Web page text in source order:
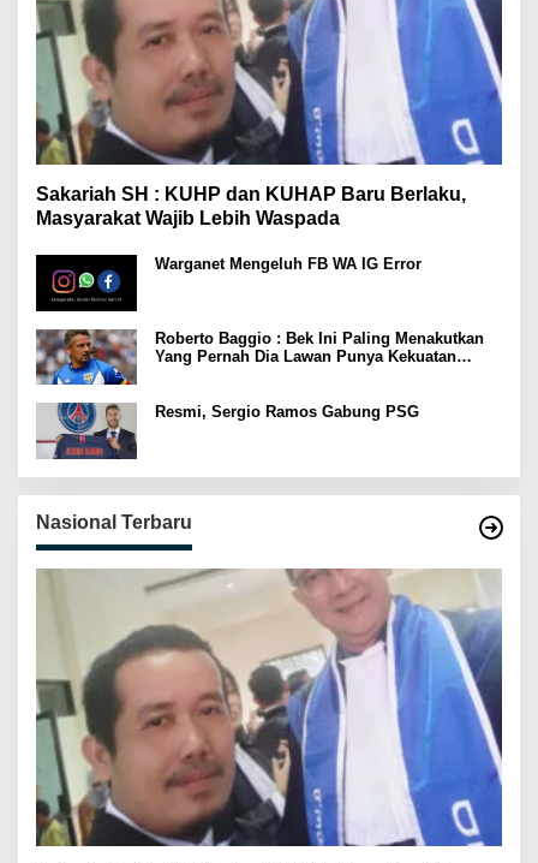
Sakariah SH : KUHP dan KUHAP Baru Berlaku,
Masyarakat Wajib Lebih Waspada
Warganet Mengeluh FB WA IG Error
Roberto Baggio : Bek Ini Paling Menakutkan
Yang Pernah Dia Lawan Punya Kekuatan
Resmi, Sergio Ramos Gabung PSG
Nasional Terbaru